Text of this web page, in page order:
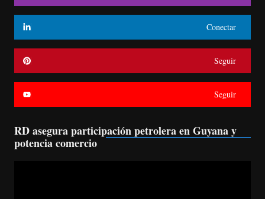
Conectar
Seguir
Seguir
RD asegura participación petrolera en Guyana y
potencia comercio